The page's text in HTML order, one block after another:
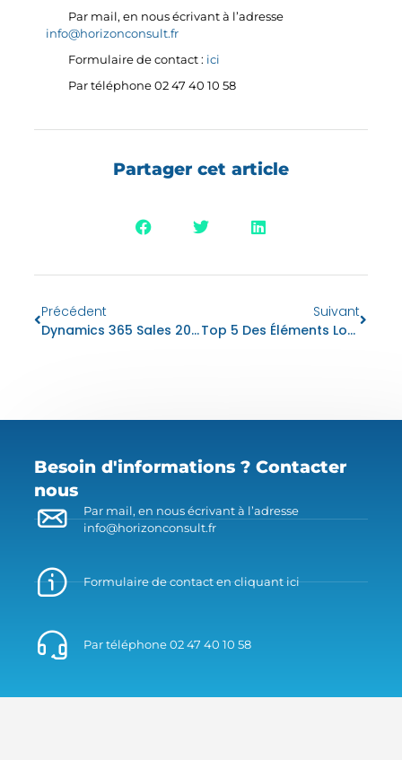
Par mail, en nous écrivant à l’adresse
info@horizonconsult.fr
Formulaire de contact : ici
Par téléphone 02 47 40 10 58
Partager cet article
Précédent
Dynamics 365 Sales 2022 (CRM) Release Wave 2
Suivant
Top 5 Des Éléments Lors Du Choix D’un WMS
Besoin d'informations ? Contacter
nous
Par mail, en nous écrivant à l’adresse
info@horizonconsult.fr
Formulaire de contact en cliquant ici
Par téléphone 02 47 40 10 58